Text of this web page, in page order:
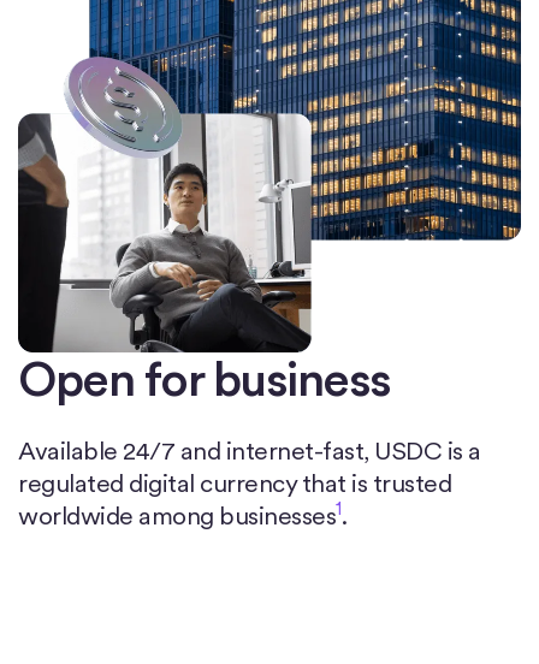
Open for business
Available 24/7 and internet-fast, USDC is a
regulated digital currency that is trusted
worldwide among businesses1.